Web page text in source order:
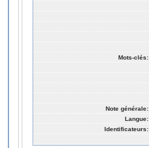
Mots-clés:
Note générale:
Langue:
Identificateurs: